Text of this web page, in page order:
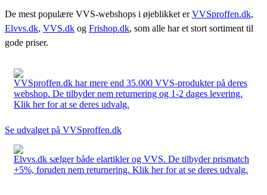
De mest populære VVS-webshops i øjeblikket erVVSproffen.dk,
Elvvs.dk, VVS.dk og Frishop.dk, som alle har et stort sortiment til
gode priser.
VVSproffen.dk har mere end 35.000 VVS-produkter på deres
webshop. De tilbyder nem returnering og 1-2 dages levering.
Klik her for at se deres udvalg.
Se udvalget på VVSproffen.dk
Elvvs.dk sælger både elartikler og VVS. De tilbyder prismatch
+5%, foruden nem returnering. Klik her for at se deres udvalg.